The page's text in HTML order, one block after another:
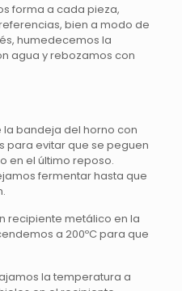
forma a cada pieza,
bien a modo de
humedecemos la
agua y rebozamos con
bandeja del horno con
para evitar que se peguen
en el último reposo.
fermentar hasta que
recipiente metálico en la
a 200ºC para que
la temperatura a